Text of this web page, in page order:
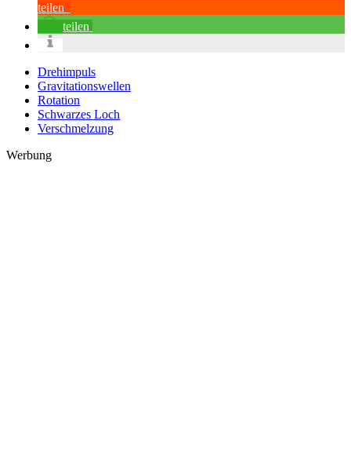
teilen
teilen
Drehimpuls
Gravitationswellen
Rotation
Schwarzes Loch
Verschmelzung
Werbung